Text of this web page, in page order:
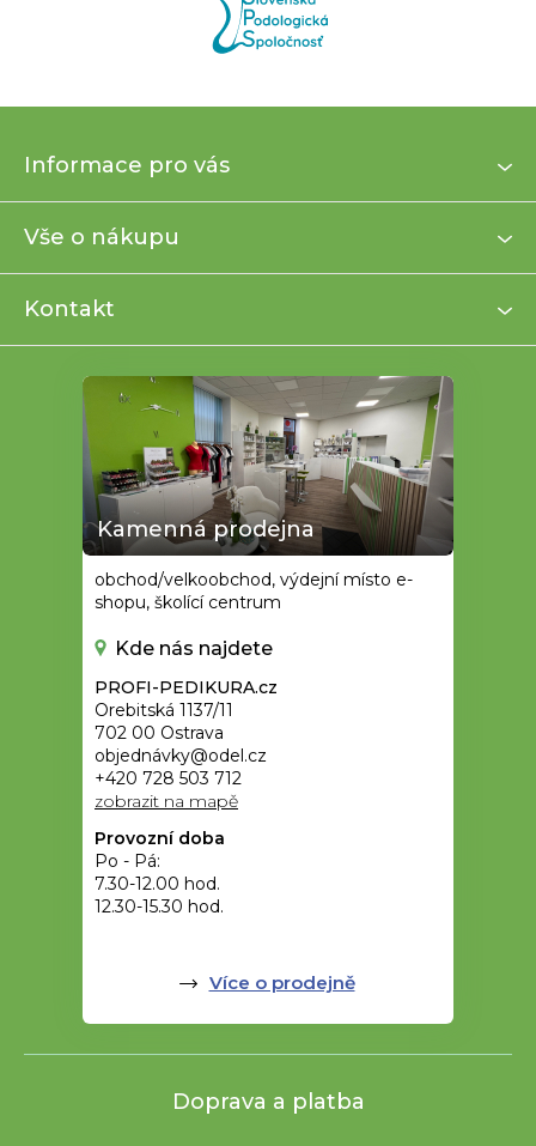
p
t
Informace pro vás
Vše o nákupu
Kontakt
Kamenná prodejna
obchod/velkoobchod, výdejní místo e-
shopu, školící centrum
Kde nás najdete
PROFI-PEDIKURA.cz
Orebitská 1137/11
702 00 Ostrava
objednávky@odel.cz
+420 728 503 712
zobrazit na mapě
Provozní doba
Po - Pá:
7.30-12.00 hod.
12.30-15.30 hod.
Více o prodejně
Doprava a platba